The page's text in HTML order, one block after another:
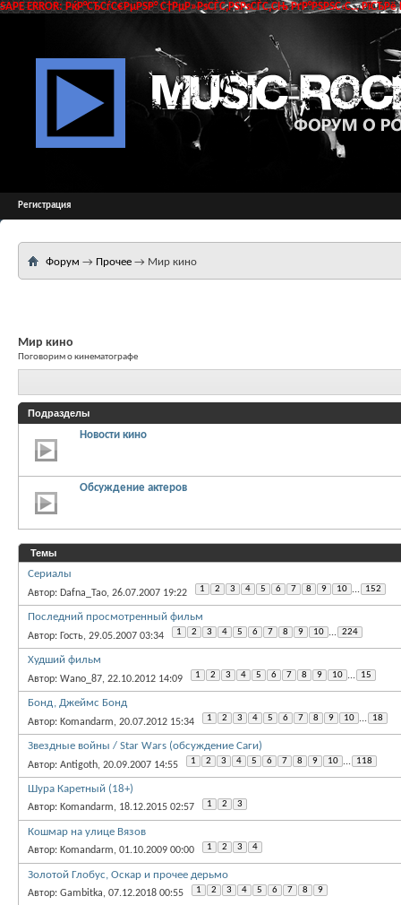
SAPE ERROR: РќР°СЂСѓС€РµРЅР° С†РµР»РѕСЃС‚РЅРѕСЃС‚СЊ РґР°РЅРЅС‹С…
Регистрация
Форум → Прочее → Мир кино
Мир кино
Поговорим о кинематографе
Подразделы
Новости кино
Обсуждение актеров
Темы
Сериалы
Автор: Dafna_Tao, 26.07.2007 19:22 1 2 3 4 5 6 7 8 9 10 ... 152
Последний просмотренный фильм
Автор: Гость, 29.05.2007 03:34 1 2 3 4 5 6 7 8 9 10 ... 224
Худший фильм
Автор: Wano_87, 22.10.2012 14:09 1 2 3 4 5 6 7 8 9 10 ... 15
Бонд, Джеймс Бонд
Автор: Komandarm, 20.07.2012 15:34 1 2 3 4 5 6 7 8 9 10 ... 18
Звездные войны / Star Wars (обсуждение Саги)
Автор: Antigoth, 20.09.2007 14:55 1 2 3 4 5 6 7 8 9 10 ... 118
Шура Каретный (18+)
Автор: Komandarm, 18.12.2015 02:57 1 2 3
Кошмар на улице Вязов
Автор: Komandarm, 01.10.2009 00:00 1 2 3 4
Золотой Глобус, Оскар и прочее дерьмо
Автор: Gambitka, 07.12.2018 00:55 1 2 3 4 5 6 7 8 9